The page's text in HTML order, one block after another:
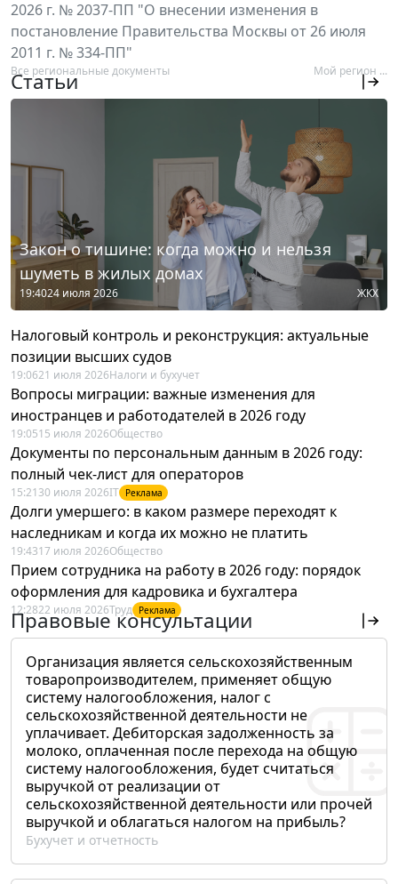
2026 г. № 2037-ПП "О внесении изменения в
постановление Правительства Москвы от 26 июля
2011 г. № 334-ПП"
Все региональные документы Мой регион ...
Статьи
Закон о тишине: когда можно и нельзя
шуметь в жилых домах
19:4024 июля 2026 ЖКХ
Налоговый контроль и реконструкция: актуальные
позиции высших судов
19:0621 июля 2026Налоги и бухучет
Вопросы миграции: важные изменения для
иностранцев и работодателей в 2026 году
19:0515 июля 2026Общество
Документы по персональным данным в 2026 году:
полный чек-лист для операторов
15:21 30 июля 2026IT Реклама
Долги умершего: в каком размере переходят к
наследникам и когда их можно не платить
19:4317 июля 2026Общество
Прием сотрудника на работу в 2026 году: порядок
оформления для кадровика и бухгалтера
12:2822 июля 2026Труд Реклама
Правовые консультации
Организация является сельскохозяйственным
товаропроизводителем, применяет общую
систему налогообложения, налог с
сельскохозяйственной деятельности не
уплачивает. Дебиторская задолженность за
молоко, оплаченная после перехода на общую
систему налогообложения, будет считаться
выручкой от реализации от
сельскохозяйственной деятельности или прочей
выручкой и облагаться налогом на прибыль?
Бухучет и отчетность